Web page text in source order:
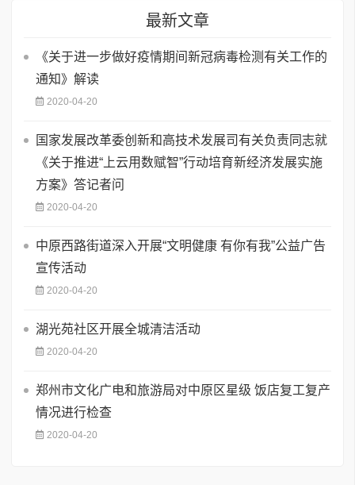
最新文章
《关于进一步做好疫情期间新冠病毒检测有关工作的
通知》解读
2020-04-20
国家发展改革委创新和高技术发展司有关负责同志就
《关于推进“上云用数赋智”行动培育新经济发展实施
方案》答记者问
2020-04-20
中原西路街道深入开展“文明健康 有你有我”公益广告
宣传活动
2020-04-20
湖光苑社区开展全城清洁活动
2020-04-20
郑州市文化广电和旅游局对中原区星级 饭店复工复产
情况进行检查
2020-04-20